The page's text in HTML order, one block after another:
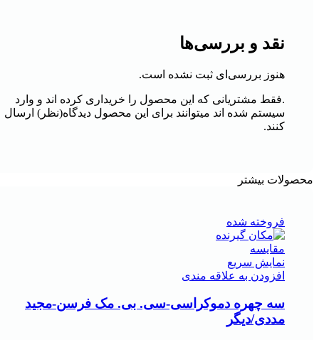
نقد و بررسی‌ها
هنوز بررسی‌ای ثبت نشده است.
.فقط مشتریانی که این محصول را خریداری کرده اند و وارد
سیستم شده اند میتوانند برای این محصول دیدگاه(نظر) ارسال
کنند.
محصولات بیشتر
فروخته شده
مقايسه
نمایش سریع
افزودن به علاقه مندی
سه چهره دموکراسی-سی. بی. مک فرسن-مجید
مددی/دیگر